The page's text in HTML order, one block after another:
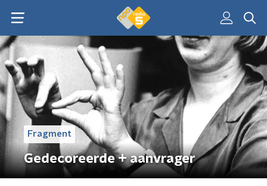
Fragment
Gedecoreerde + aanvrager